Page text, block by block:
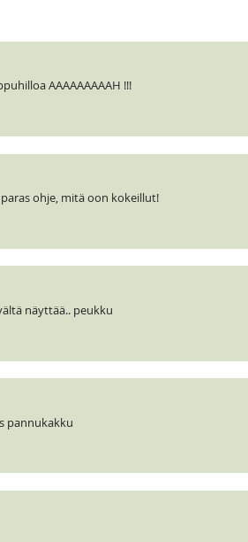
AAAAAAAAAH !!!
ohje, mitä oon kokeillut!
näyttää.. peukku
pannukakku